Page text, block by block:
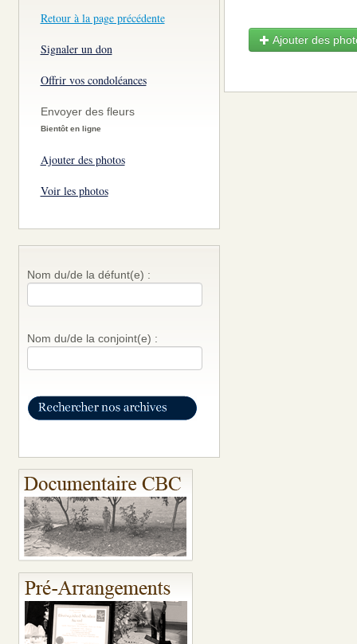
Retour à la page précédente
Signaler un don
Offrir vos condoléances
Envoyer des fleurs
Bientôt en ligne
Ajouter des photos
Voir les photos
Nom du/de la défunt(e) :
Nom du/de la conjoint(e) :
Ajouter des